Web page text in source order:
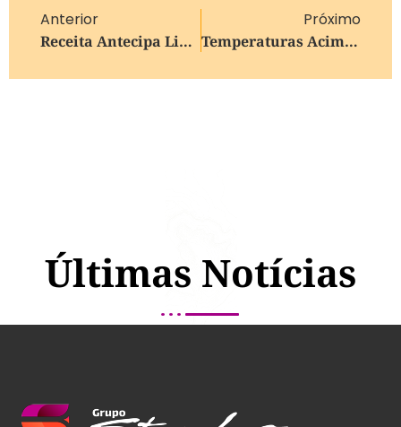
Anterior
Receita Antecipa Liberação Do Programa Do IRPF 2026 Para Download
Próximo
Temperaturas Acima Da Média E Chuvas Irregulares: O Que Esperar Do Clima No Outono Em 2026
Últimas Notícias